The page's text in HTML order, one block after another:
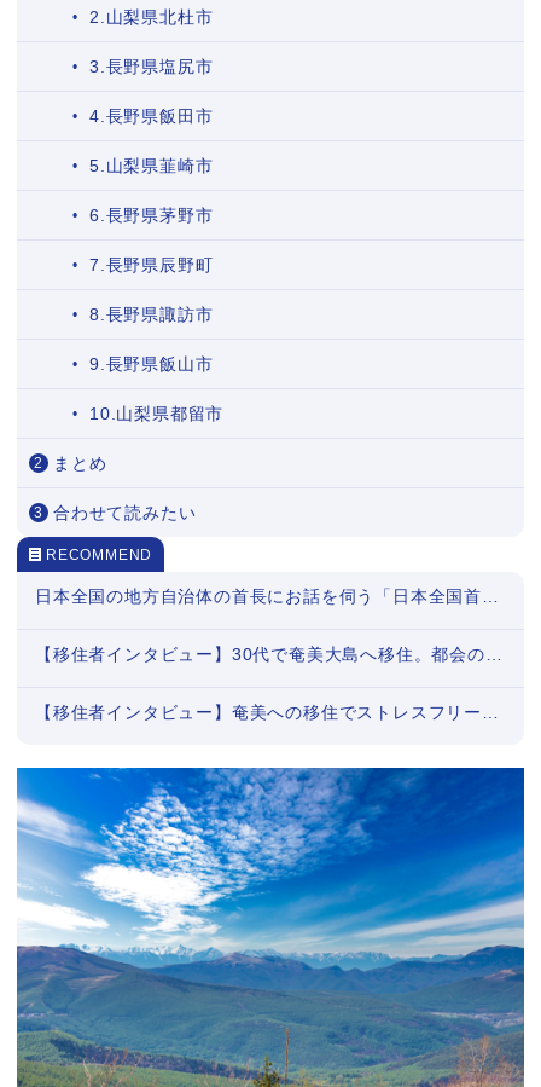
2.山梨県北杜市
3.長野県塩尻市
4.長野県飯田市
5.山梨県韮崎市
6.長野県茅野市
7.長野県辰野町
8.長野県諏訪市
9.長野県飯山市
10.山梨県都留市
まとめ
合わせて読みたい
RECOMMEND